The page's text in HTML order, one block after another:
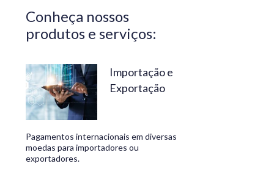
confiabilidade
e
são nossos
diferenciais.
Bank,
Conheça nossos
produtos e serviços:
Importação e
Exportação
Pagamentos internacionais em diversas
moedas para importadores ou
exportadores.